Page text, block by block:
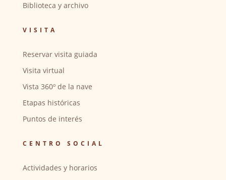
Biblioteca y archivo
VISITA
Reservar visita guiada
Visita virtual
Vista 360º de la nave
Etapas históricas
Puntos de interés
CENTRO SOCIAL
Actividades y horarios